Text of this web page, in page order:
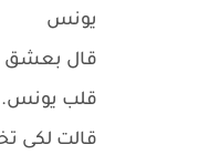
يونس
قال بعشق
قلب يونس.
قالت لكى